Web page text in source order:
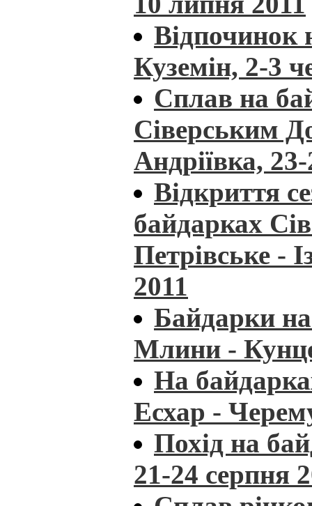
Відпочинок
Куземін, 2-3
Сплав на
Сіверським
Андріївка,
Відкриття
байдарках
Петрівське -
2011
Байдарки
Млини -
На
Есхар -
Похід на
21-24 серпня